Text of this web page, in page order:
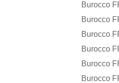
Burocco
Burocco
Burocco
Burocco
Burocco
Burocco